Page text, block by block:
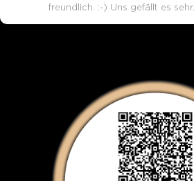
freundlich. :-) Uns gefällt es sehr.